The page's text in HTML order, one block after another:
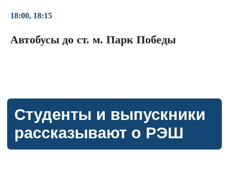
18:00, 18:15
Автобусы до ст. м. Парк Победы
менеджеры и эксперты из бизнеса
студентов в среднем приходится на одного
преподавателя. Обучение проходит в
небольших группах, что гарантирует
1/6
5